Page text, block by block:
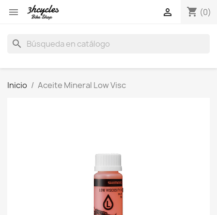
 shopping_cart (0)

search
Inicio Aceite Mineral Low Visc